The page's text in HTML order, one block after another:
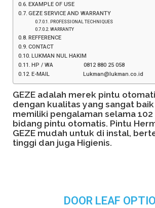
EXAMPLE OF USE
GEZE SERVICE AND WARRANTY
PROFESSIONAL TECHNIQUES
WARRANTY
REFFERENCE
CONTACT
LUKMAN NUL HAKIM
HP / WA 0812 880 25 058
E-MAIL Lukman@lukman.co.id
GEZE adalah merek pintu
dengan kualitas yang sangat
memiliki pengalaman selama
bidang pintu otomatis. Pintu
GEZE mudah untuk di instal,
tinggi dan juga Higienis.
DOOR LEAF